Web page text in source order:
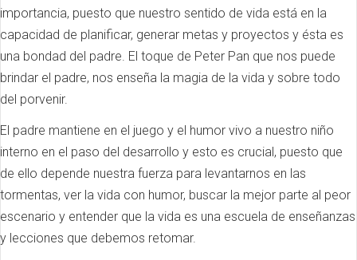
importancia, puesto que nuestro sentido de vida está en la
capacidad de planificar, generar metas y proyectos y ésta es
una bondad del padre. El toque de Peter Pan que nos puede
brindar el padre, nos enseña la magia de la vida y sobre todo
del porvenir.
El padre mantiene en el juego y el humor vivo a nuestro niño
interno en el paso del desarrollo y esto es crucial, puesto que
de ello depende nuestra fuerza para levantarnos en las
tormentas, ver la vida con humor, buscar la mejor parte al peor
escenario y entender que la vida es una escuela de enseñanzas
y lecciones que debemos retomar.